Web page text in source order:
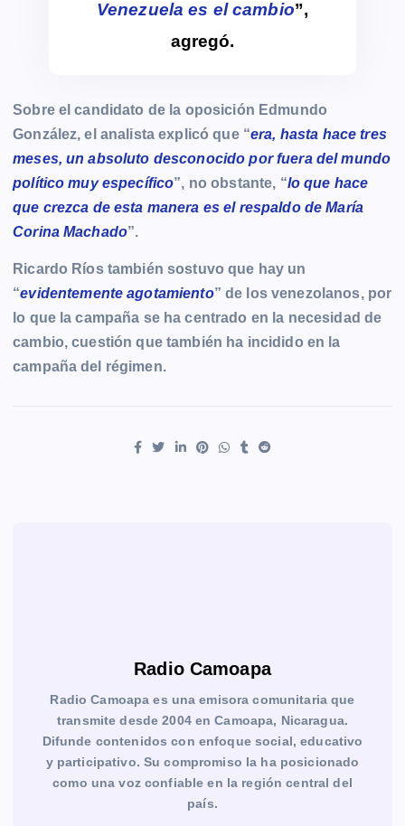
Venezuela es el cambio”,
agregó.
Sobre el candidato de la oposición Edmundo
González, el analista explicó que “era, hasta hace tres
meses, un absoluto desconocido por fuera del mundo
político muy específico”, no obstante, “lo que hace
que crezca de esta manera es el respaldo de María
Corina Machado”.
Ricardo Ríos también sostuvo que hay un
“evidentemente agotamiento” de los venezolanos, por
lo que la campaña se ha centrado en la necesidad de
cambio, cuestión que también ha incidido en la
campaña del régimen.
Radio Camoapa
Radio Camoapa es una emisora comunitaria que
transmite desde 2004 en Camoapa, Nicaragua.
Difunde contenidos con enfoque social, educativo
y participativo. Su compromiso la ha posicionado
como una voz confiable en la región central del
país.